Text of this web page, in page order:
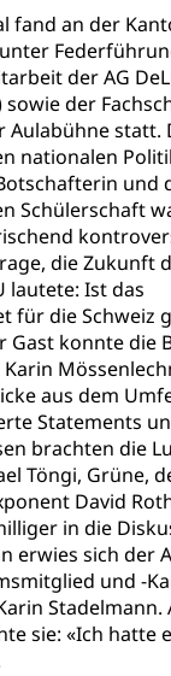
fand an der
der AG
sowie der
Aulabühne statt.
nationalen
und
Schülerschaft
die Zukunft
lautete: Ist das
für die Schweiz
Gast konnte die
aus dem
Statements
brachten die
Töngi, Grüne,
David
in die
erwies sich der
und -
Stadelmann.
sie: «Ich hatte
Vollzeitschulen
Sekundarschule
Schulpflicht
&
Förderangebote
Sonderschulung
Musikschulen
Schulferien
Früherziehung
Schuldienste
Schulliste
Universität
für
oder Studium
Stipendien
Höhere
PHLU
Hochschule
Studium,
akademische
Hochschule,
Master,
Luzern,
HSLU,
Luzern, PH
Luzern
Krippe,
Spielgruppe,
Jahr
&
Preisüberwacher,